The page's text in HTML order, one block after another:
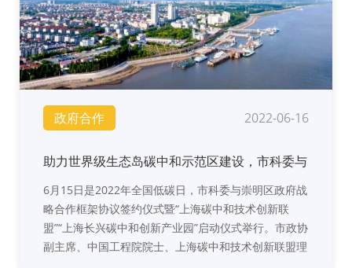
政府合作 2022-06-16
助力世界级生态岛碳中和示范区建设，市科委与
崇明区战略合作框架协议签约仪式举行
6月15日是2022年全国低碳日，市科委与崇明区政府战
略合作框架协议签约仪式暨“上海碳中和技术创新联
盟”“上海长兴碳中和创新产业园”启动仪式举行。市政协
副主席、中国工程院院士、上海碳中和技术创新联盟理